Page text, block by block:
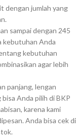
dengan jumlah yang
sampai dengan 245
kebutuhan Anda
kebutuhan
agar lebih
panjang, lengan
Anda pilih di BKP
karena kami
Anda bisa cek di